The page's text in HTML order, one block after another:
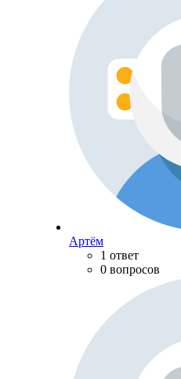
Артём
1 ответ
0 вопросов